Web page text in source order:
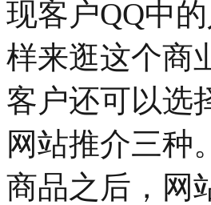
现客户QQ中
样来逛这个商
客户还可以选
网站推介三种
商品之后，网